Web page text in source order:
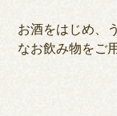
お酒をはじめ、
なお飲み物をご